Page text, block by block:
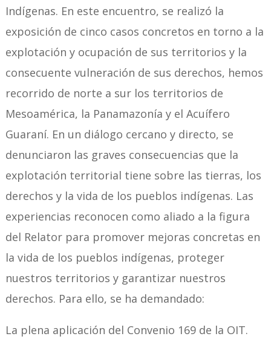
Indígenas. En este encuentro, se realizó la
exposición de cinco casos concretos en torno a la
explotación y ocupación de sus territorios y la
consecuente vulneración de sus derechos, hemos
recorrido de norte a sur los territorios de
Mesoamérica, la Panamazonía y el Acuífero
Guaraní. En un diálogo cercano y directo, se
denunciaron las graves consecuencias que la
explotación territorial tiene sobre las tierras, los
derechos y la vida de los pueblos indígenas. Las
experiencias reconocen como aliado a la figura
del Relator para promover mejoras concretas en
la vida de los pueblos indígenas, proteger
nuestros territorios y garantizar nuestros
derechos. Para ello, se ha demandado:
La plena aplicación del Convenio 169 de la OIT.